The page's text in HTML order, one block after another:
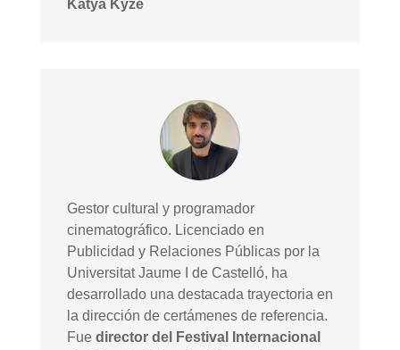
Katya Kyze
Gestor cultural y programador
cinematográfico. Licenciado en
Publicidad y Relaciones Públicas por la
Universitat Jaume I de Castelló, ha
desarrollado una destacada trayectoria en
la dirección de certámenes de referencia.
Fue director del Festival Internacional